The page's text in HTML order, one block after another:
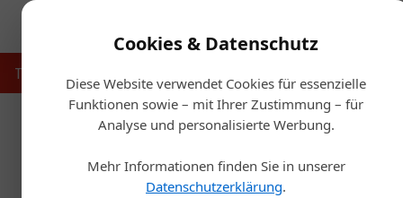
Cookies & Datenschutz
Diese Website verwendet Cookies für essenzielle
Funktionen sowie – mit Ihrer Zustimmung – für
Analyse und personalisierte Werbung.
Mehr Informationen finden Sie in unserer
Datenschutzerklärung.
Touristik